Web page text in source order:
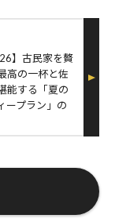
】古民家を贅
高の一杯と佐
能する「夏の
ープラン」の